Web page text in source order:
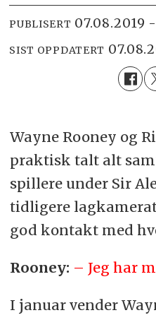
PUBLISERT 07.08.2019
SIST OPPDATERT
Wayne Rooney og
praktisk talt alt
spillere under Sir
tidligere
god kontakt med
Rooney: – Jeg har
I januar vender